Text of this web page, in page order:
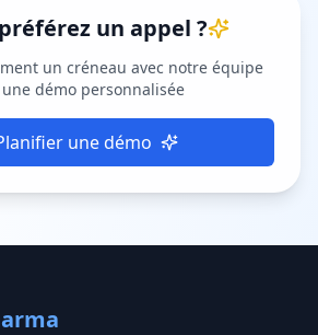
un appel ?
un créneau avec notre équipe
démo personnalisée
une démo